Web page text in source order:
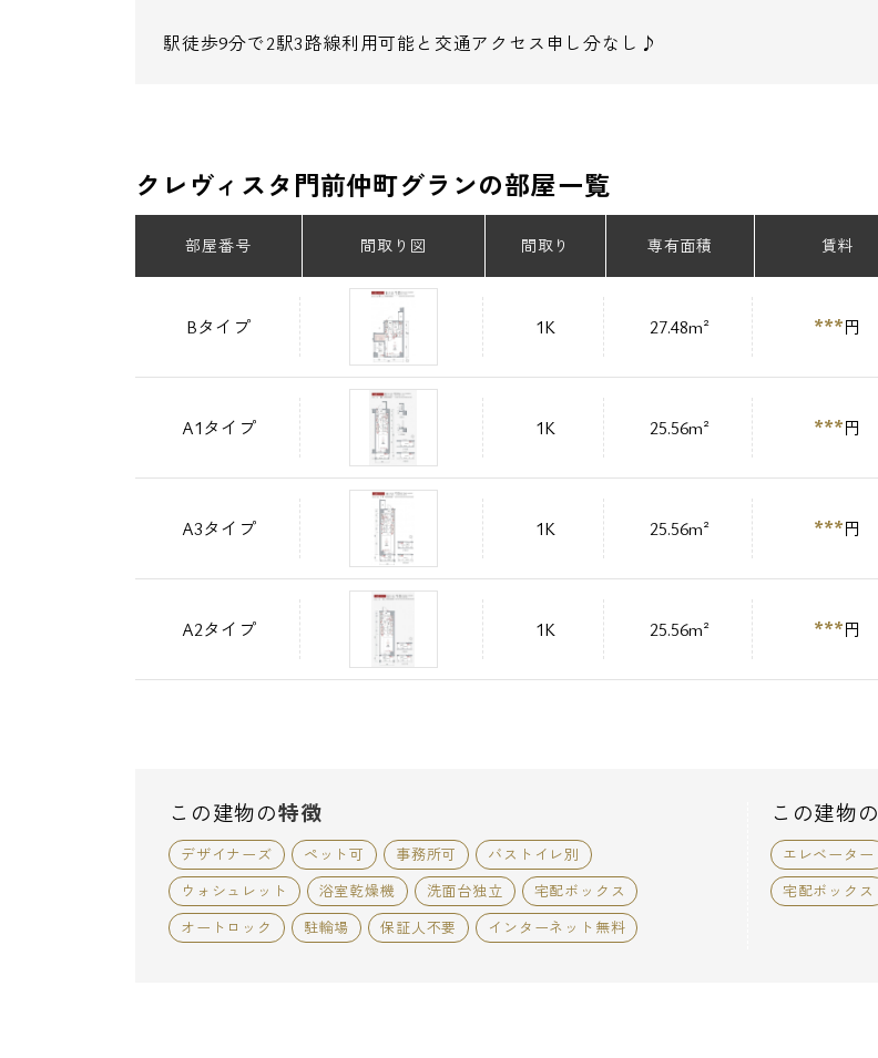
駅徒歩9分で2駅3路線利用可能と交通アクセス申し分なし♪
クレヴィスタ門前仲町グランの部屋一覧
部屋番号 間取り図 間取り 専有面積 賃料
Bタイプ 1K 27.48m² ***円
A1タイプ 1K 25.56m² ***円
A3タイプ 1K 25.56m² ***円
A2タイプ 1K 25.56m² ***円
この建物の特徴
デザイナーズ ペット可 事務所可
バストイレ別
ウォシュレット
浴室乾燥機 洗面台独立
宅配ボックス
オートロック
駐輪場 保証人不要 インターネット無料
この建物の
エレベーター
宅配ボックス